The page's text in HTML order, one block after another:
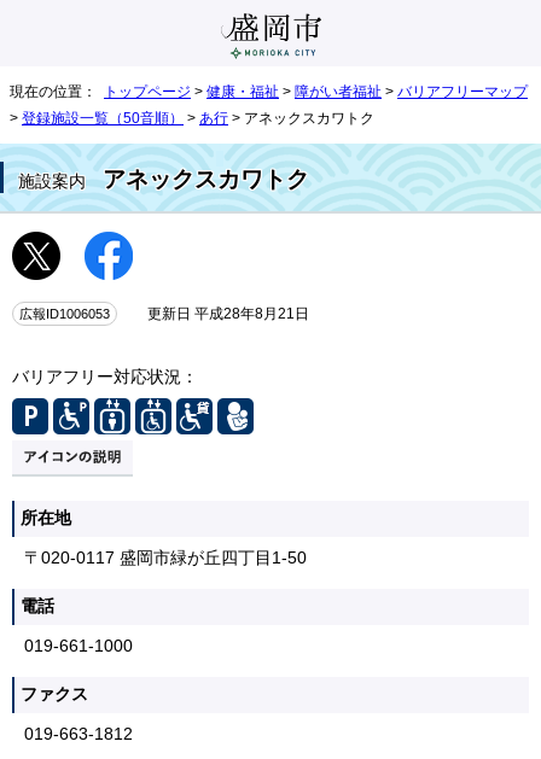
現在の位置： トップページ > 健康・福祉 > 障がい者福祉 > バリアフリーマップ
> 登録施設一覧（50音順） > あ行 > アネックスカワトク
施設案内 アネックスカワトク
広報ID1006053 更新日 平成28年8月21日
バリアフリー対応状況：
所在地
〒020-0117 盛岡市緑が丘四丁目1-50
電話
019-661-1000
ファクス
019-663-1812